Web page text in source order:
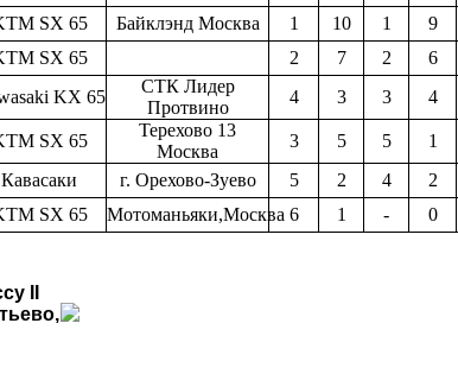
SX 65 Байклэнд Москва 1 10 1 9
SX 65 2 7 2 6
KX 65
СТК Лидер
Протвино
4 3 3 4
SX 65
Терехово 13
Москва
3 5 5 1
Кавасаки г. Орехово-Зуево 5 2 4 2
SX 65 Мотоманьяки,Москва 6 1 - 0